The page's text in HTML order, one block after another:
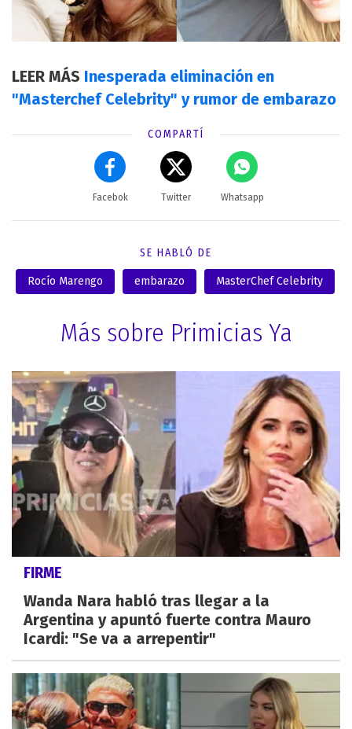
LEER MÁS Inesperada eliminación en
"Masterchef Celebrity" y rumor de embarazo
COMPARTÍ
Facebok Twitter Whatsapp
SE HABLÓ DE
Rocío Marengo embarazo MasterChef Celebrity
Más sobre Primicias Ya
FIRME
Wanda Nara habló tras llegar a la
Argentina y apuntó fuerte contra Mauro
Icardi: "Se va a arrepentir"